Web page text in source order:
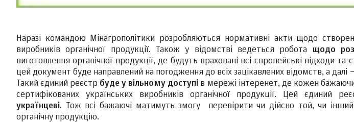
Наразі командою Мінагрополітики розробляються нормативні акти щодо
виробників органічної продукції. Також у відомстві ведеться робота щодо
виготовлення органічної продукції, де будуть враховані всі європейські підходи
цей документ буде направлений на погодження до всіх зацікавлених відомств, а далі
Такий єдиний реєстр буде у вільному доступі в мережі інтеренет, де кожен
сертифікованих українських виробників органічної продукції. Цей єдиний
українцеві. Тож всі бажаючі матимуть змогу перевірити чи дійсно той, чи
органічну продукцію.